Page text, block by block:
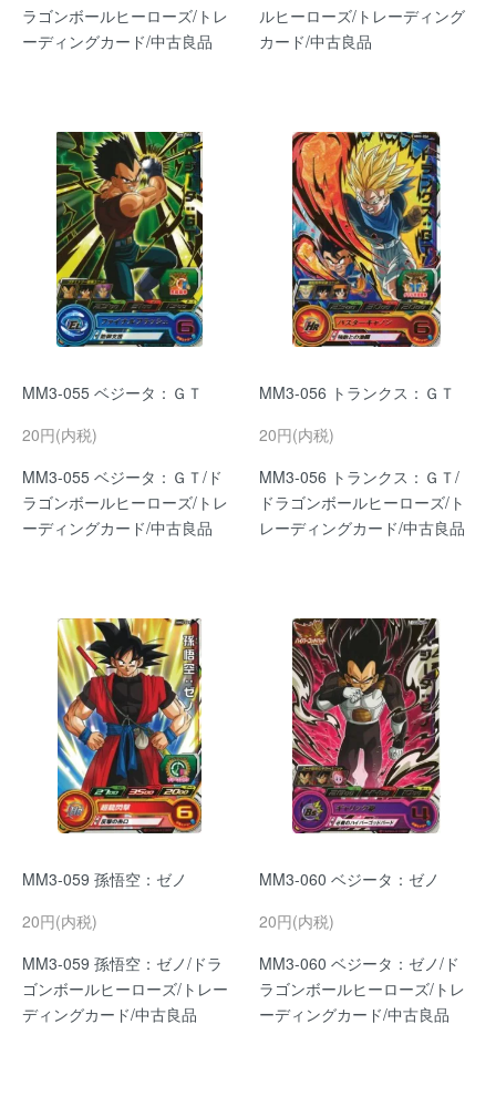
ラゴンボールヒーローズ/トレ
ーディングカード/中古良品
ルヒーローズ/トレーディング
カード/中古良品
MM3-055 ベジータ：ＧＴ
20円(内税)
MM3-055 ベジータ：ＧＴ/ド
ラゴンボールヒーローズ/トレ
ーディングカード/中古良品
MM3-056 トランクス：ＧＴ
20円(内税)
MM3-056 トランクス：ＧＴ/
ドラゴンボールヒーローズ/ト
レーディングカード/中古良品
MM3-059 孫悟空：ゼノ
20円(内税)
MM3-059 孫悟空：ゼノ/ドラ
ゴンボールヒーローズ/トレー
ディングカード/中古良品
MM3-060 ベジータ：ゼノ
20円(内税)
MM3-060 ベジータ：ゼノ/ド
ラゴンボールヒーローズ/トレ
ーディングカード/中古良品